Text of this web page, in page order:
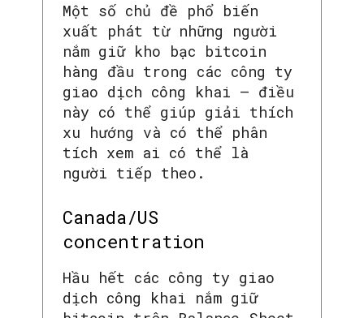
Một số chủ đề phổ biến
xuất phát từ những người
nắm giữ kho bạc bitcoin
hàng đầu trong các công ty
giao dịch công khai – điều
này có thể giúp giải thích
xu hướng và có thể phân
tích xem ai có thể là
người tiếp theo.
Canada/US
concentration
Hầu hết các công ty giao
dịch công khai nắm giữ